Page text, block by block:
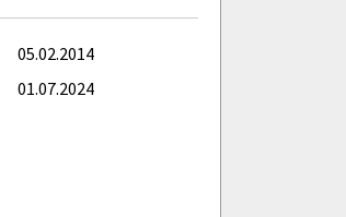
05.02.2014
01.07.2024